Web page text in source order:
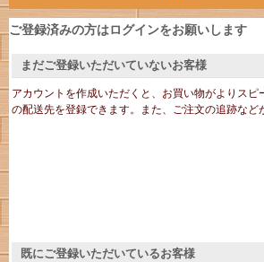
ご登録済みの方はログインをお願いします
まだご登録いただいていないお客様
アカウントを作成いただくと、お買い物がよりスピ
の配送先を登録できます。また、ご注文の追跡など
既にご登録いただいているお客様